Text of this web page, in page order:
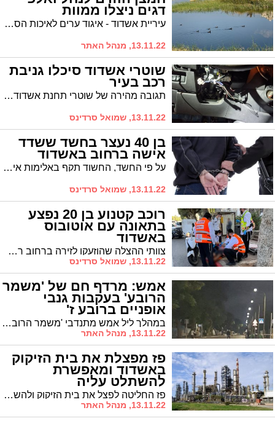
דגים ניצלו ממוות
עיריית אשדוד - איגוד ערים לאיכות הסביבה אשדוד - חבל יבנה ויובלים אשדוד הצילו אלפי דגים בנחל לכיש לאחר שהזרימו חמצן לנחל
13.11.22, מנהל האתר
שוטרי אשדוד סיכלו גניבת
רכב בעיר
תגובה מהירה של שוטרי תחנת אשדוד הובילה בסוף השבוע לסיכול גניבת רכב בחניון הרכבת בעיר. החשוד, בן 25 מנתיבות, נעצר לחקירה ומעצרו הוארך עד יום שלישי
13.11.22, שמואל סרדינס
בן 40 נעצר בחשד ששדד
אישה ברחוב באשדוד
על פי החשד, החשוד תקף באלימות אישה ברחוב וגנב ממנה את התיק. אזרחים שהבחינו בכך דיווחו למשטרה שתוך זמן קצר הצליחה לשים עליו את ידה. בהמשך היום הוא יובא בפני בית המשפט לדיון בהארכת מעצרו
13.11.22, שמואל סרדינס
רוכב קטנוע בן 20 נפצע
בתאונה עם אוטובוס
באשדוד
צוותי ההצלה שהוזעקו לזירה ברחוב רמב"ם בעיר, העניקו לרוכב סיוע ראשוני ופינו אותו במצב קל עד בינוני לבית החולים
13.11.22, שמואל סרדינס
אמש: מרדף חם של 'משמר
הרובע' בעקבות גנבי
אופניים ברובע ז'
במהלך ליל אמש מתנדבי 'משמר הרובע' הבחינו במספר טיפוסים שעוררו את חשדם ולבסוף התגלו כגנבי אופניים. בתום מרדף עיקש הם נלכדו ברובע ו'
13.11.22, מנהל האתר
פז מפצלת את בית הזיקוק
באשדוד ומאפשרת
להשתלט עליה
פז החליטה לפצל את בית הזיקוק ולהשיב לחברה את החוב העצום - כ־1.4 מיליארד שקל - שהלוותה לבית הזיקוק
13.11.22, מנהל האתר